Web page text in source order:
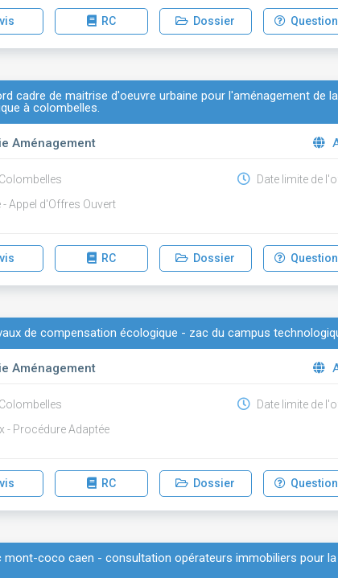
RC Dossier
cadre de maitrise d'oeuvre urbaine pour l'aménagement de
à colombelles.
Aménagement
- Appel d'Offres Ouvert
Date limite de
RC Dossier
de compensation écologique - zac du campus
Aménagement
- Procédure Adaptée
Date limite de
RC Dossier
mont-coco caen - consultation opérateurs immobiliers pour